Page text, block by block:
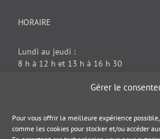
Gérer le
Pour vous offrir la meilleure expérience
comme les cookies pour stocker et/ou accéder
HORAIRE
Lundi au jeudi :
8 h à 12 h et 13 h à 16 h 30
DOCUMENT JURIDIQUE